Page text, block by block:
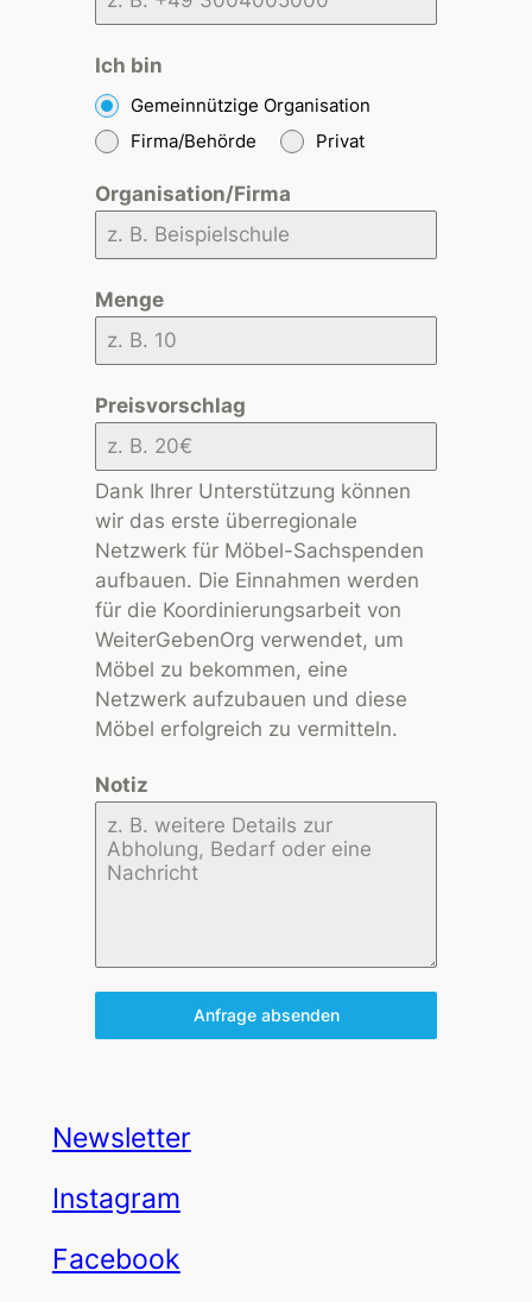
Ich bin
Gemeinnützige Organisation
Firma/Behörde
Privat
Organisation/Firma
Menge
Preisvorschlag
Dank Ihrer Unterstützung können
wir das erste überregionale
Netzwerk für Möbel-Sachspenden
aufbauen. Die Einnahmen werden
für die Koordinierungsarbeit von
WeiterGebenOrg verwendet, um
Möbel zu bekommen, eine
Netzwerk aufzubauen und diese
Möbel erfolgreich zu vermitteln.
Notiz
Anfrage absenden
Newsletter
Instagram
Facebook